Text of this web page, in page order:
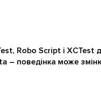
Robo Script і XCTest
– поведінка може